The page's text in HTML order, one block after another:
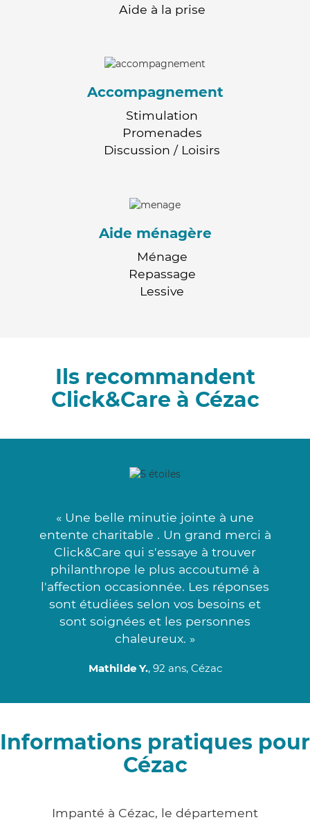
Aide à la prise
Accompagnement
Stimulation
Promenades
Discussion / Loisirs
Aide ménagère
Ménage
Repassage
Lessive
Ils recommandent
Click&Care à Cézac
« Une belle minutie jointe à une
entente charitable . Un grand merci à
Click&Care qui s'essaye à trouver
philanthrope le plus accoutumé à
l'affection occasionnée. Les réponses
sont étudiées selon vos besoins et
sont soignées et les personnes
chaleureux. »
Mathilde Y., 92 ans, Cézac
Informations pratiques pour
Cézac
Impanté à Cézac, le département